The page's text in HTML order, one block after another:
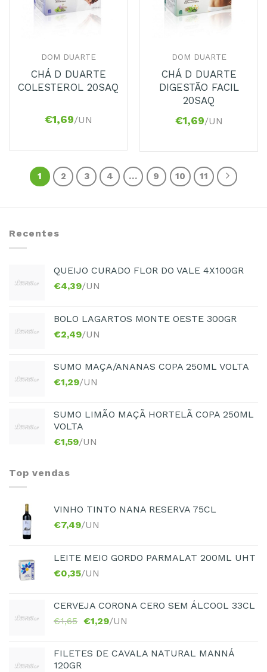
DOM DUARTE
CHÁ D DUARTE
COLESTEROL 20SAQ
€1,69/UN
DOM DUARTE
CHÁ D DUARTE
DIGESTÃO FACIL
20SAQ
€1,69/UN
1 2 3 4 … 9 10 11
Recentes
QUEIJO CURADO FLOR DO VALE 4X100GR
€4,39/UN
BOLO LAGARTOS MONTE OESTE 300GR
€2,49/UN
SUMO MAÇA/ANANAS COPA 250ML VOLTA
€1,29/UN
SUMO LIMÃO MAÇÃ HORTELÃ COPA 250ML
VOLTA
€1,59/UN
Top vendas
VINHO TINTO NANA RESERVA 75CL
€7,49/UN
LEITE MEIO GORDO PARMALAT 200ML UHT
€0,35/UN
CERVEJA CORONA CERO SEM ÁLCOOL 33CL
€1,65 €1,29/UN
FILETES DE CAVALA NATURAL MANNÁ
120GR